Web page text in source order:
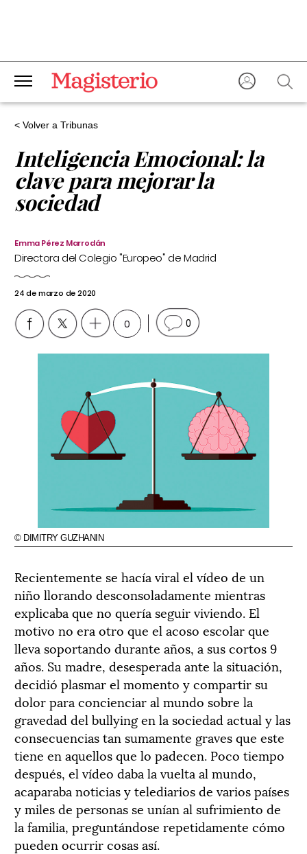
< Volver a Tribunas
Inteligencia Emocional: la
clave para mejorar la
sociedad
Emma Pérez Marrodán
Directora del Colegio "Europeo" de Madrid
24 de marzo de 2020
0 0
© DIMITRY GUZHANIN
Recientemente se hacía viral el vídeo de un
niño llorando desconsoladamente mientras
explicaba que no quería seguir viviendo. El
motivo no era otro que el acoso escolar que
lleva soportando durante años, a sus cortos 9
años. Su madre, desesperada ante la situación,
decidió plasmar el momento y compartir su
dolor para concienciar al mundo sobre la
gravedad del bullying en la sociedad actual y las
consecuencias tan sumamente graves que este
tiene en aquellos que lo padecen. Poco tiempo
después, el vídeo daba la vuelta al mundo,
acaparaba noticias y telediarios de varios países
y miles de personas se unían al sufrimiento de
la familia, preguntándose repetidamente cómo
pueden ocurrir cosas así.